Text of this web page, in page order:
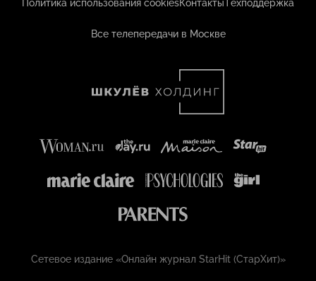
Политика использования cookiesКонтактыТехподдержка
Все телепередачи в Москве
Сетевое издание «Онлайн журнал StarHit (СтарХит)»